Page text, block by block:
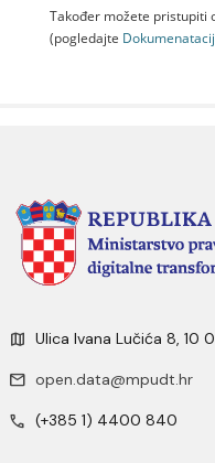
Također možete pristupiti
(pogledajte